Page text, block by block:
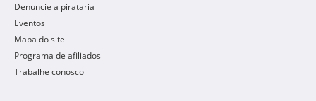
Denuncie a pirataria
Eventos
Mapa do site
Programa de afiliados
Trabalhe conosco